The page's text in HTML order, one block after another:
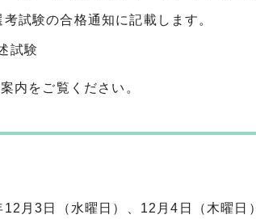
考試験の合格通知に記載します。
試験
内をご覧ください。
12月3日（水曜日）、12月4日（木曜日